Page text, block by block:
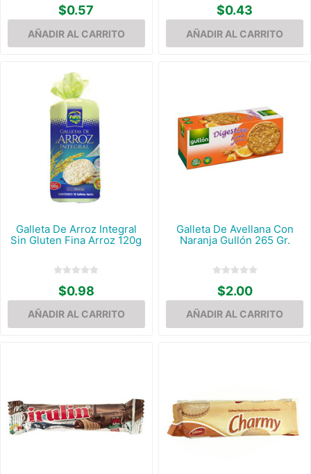
$0.57 $0.43
Galleta De Arroz Integral
Sin Gluten Fina Arroz 120g
$0.98
Galleta De Avellana Con
Naranja Gullón 265 Gr.
$2.00